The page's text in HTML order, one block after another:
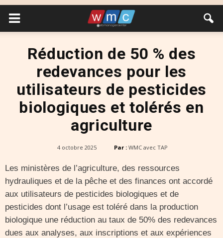
Réduction de 50 % des
redevances pour les
utilisateurs de pesticides
biologiques et tolérés en
agriculture
4 octobre 2025 Par : WMC avec TAP
Les ministères de l’agriculture, des ressources
hydrauliques et de la pêche et des finances ont accordé
aux utilisateurs de pesticides biologiques et de
pesticides dont l’usage est toléré dans la production
biologique une réduction au taux de 50% des redevances
dues aux analyses, aux inscriptions et aux expériences